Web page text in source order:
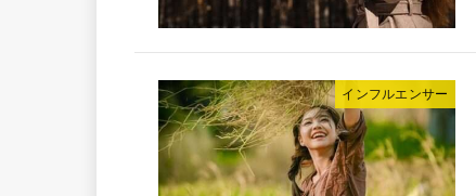
インフルエンサー